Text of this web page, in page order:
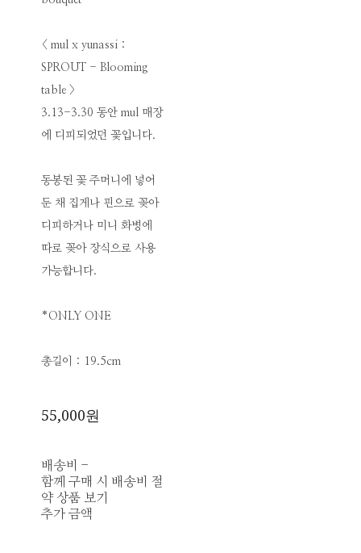
< mul x yunassi :
SPROUT - Blooming
table >
3.13-3.30 동안 mul 매장
에 디피되었던 꽃입니다.
동봉된 꽃 주머니에 넣어
둔 채 집게나 핀으로 꽂아
디피하거나 미니 화병에
따로 꽂아 장식으로 사용
가능합니다.
*ONLY ONE
총길이 : 19.5cm
55,000원
배송비 -
함께 구매 시 배송비 절
약 상품 보기
추가 금액